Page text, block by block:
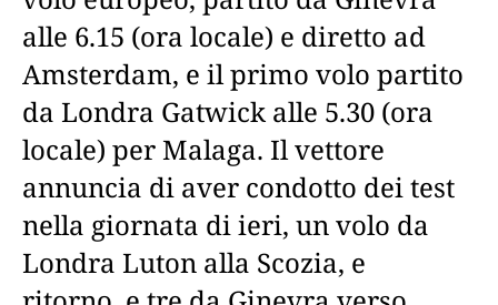
alle 6.15 (ora locale) e diretto ad
Amsterdam, e il primo volo partito
da Londra Gatwick alle 5.30 (ora
locale) per Malaga. Il vettore
annuncia di aver condotto dei test
nella giornata di ieri, un volo da
Londra Luton alla Scozia, e